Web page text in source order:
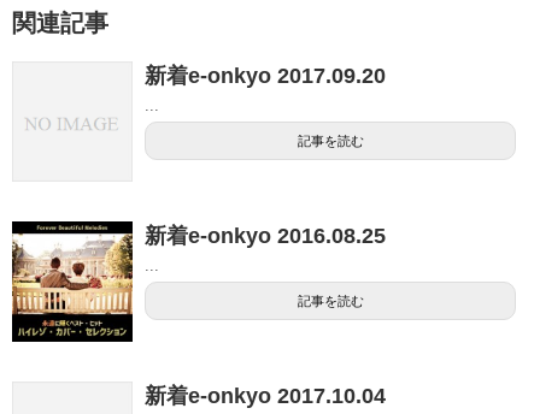
関連記事
新着e-onkyo 2017.09.20
記事を読む
新着e-onkyo 2016.08.25
記事を読む
新着e-onkyo 2017.10.04